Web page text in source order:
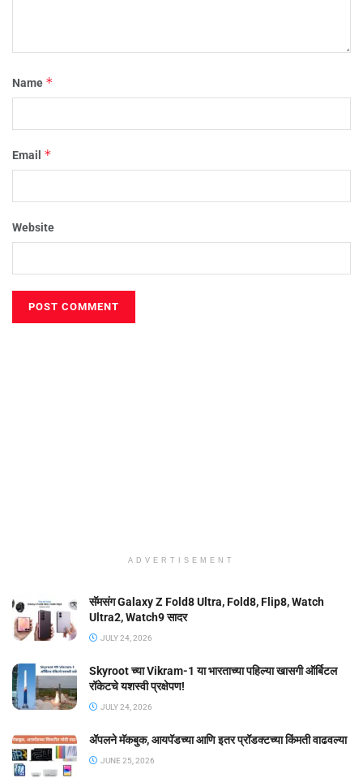
Name *
Email *
Website
ADVERTISEMENT
सॅमसंग Galaxy Z Fold8 Ultra, Fold8, Flip8, Watch
Ultra2, Watch9 सादर
JULY 24, 2026
Skyroot च्या Vikram-1 या भारताच्या पहिल्या खासगी ऑर्बिटल
रॉकेटचे यशस्वी प्रक्षेपण!
JULY 24, 2026
ॲपलने मॅकबुक, आयपॅडच्या आणि इतर प्रॉडक्टच्या किंमती वाढवल्या
JUNE 25, 2026